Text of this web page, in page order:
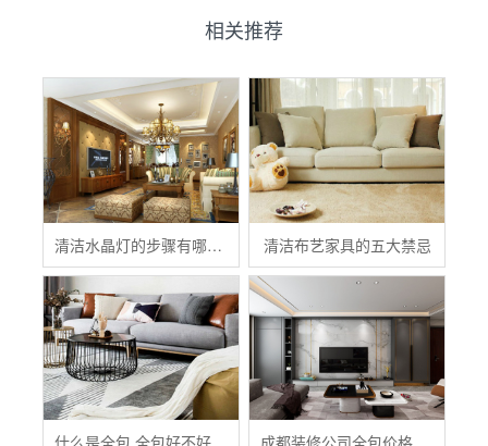
相关推荐
清洁水晶灯的步骤有哪些？ 清洁布艺家具的五大禁忌